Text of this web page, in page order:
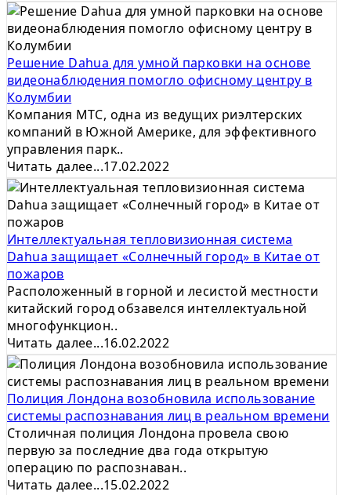
Решение Dahua для умной парковки на основе
видеонаблюдения помогло офисному центру в
Колумбии
Компания МТС, одна из ведущих риэлтерских
компаний в Южной Америке, для эффективного
управления парк..
Читать далее...17.02.2022
Интеллектуальная тепловизионная система
Dahua защищает «Солнечный город» в Китае от
пожаров
Расположенный в горной и лесистой местности
китайский город обзавелся интеллектуальной
многофункцион..
Читать далее...16.02.2022
Полиция Лондона возобновила использование
системы распознавания лиц в реальном времени
Столичная полиция Лондона провела свою
первую за последние два года открытую
операцию по распознаван..
Читать далее...15.02.2022